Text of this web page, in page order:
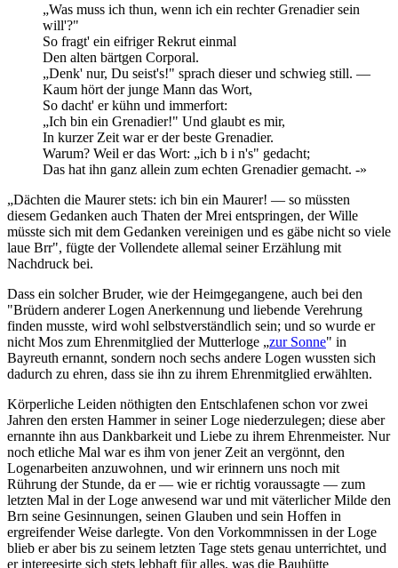
„Was muss ich thun, wenn ich ein rechter Grenadier sein
will'?"
So fragt' ein eifriger Rekrut einmal
Den alten bärtgen Corporal.
„Denk' nur, Du seist's!" sprach dieser und schwieg still. —
Kaum hört der junge Mann das Wort,
So dacht' er kühn und immerfort:
„Ich bin ein Grenadier!" Und glaubt es mir,
In kurzer Zeit war er der beste Grenadier.
Warum? Weil er das Wort: „ich b i n's" gedacht;
Das hat ihn ganz allein zum echten Grenadier gemacht. -»
„Dächten die Maurer stets: ich bin ein Maurer! — so müssten
diesem Gedanken auch Thaten der Mrei entspringen, der Wille
müsste sich mit dem Gedanken vereinigen und es gäbe nicht so viele
laue Brr", fügte der Vollendete allemal seiner Erzählung mit
Nachdruck bei.
Dass ein solcher Bruder, wie der Heimgegangene, auch bei den
"Brüdern anderer Logen Anerkennung und liebende Verehrung
finden musste, wird wohl selbstverständlich sein; und so wurde er
nicht Mos zum Ehrenmitglied der Mutterloge „zur Sonne" in
Bayreuth ernannt, sondern noch sechs andere Logen wussten sich
dadurch zu ehren, dass sie ihn zu ihrem Ehrenmitglied erwählten.
Körperliche Leiden nöthigten den Entschlafenen schon vor zwei
Jahren den ersten Hammer in seiner Loge niederzulegen; diese aber
ernannte ihn aus Dankbarkeit und Liebe zu ihrem Ehrenmeister. Nur
noch etliche Mal war es ihm von jener Zeit an vergönnt, den
Logenarbeiten anzuwohnen, und wir erinnern uns noch mit
Rührung der Stunde, da er — wie er richtig voraussagte — zum
letzten Mal in der Loge anwesend war und mit väterlicher Milde den
Brn seine Gesinnungen, seinen Glauben und sein Hoffen in
ergreifender Weise darlegte. Von den Vorkommnissen in der Loge
blieb er aber bis zu seinem letzten Tage stets genau unterrichtet, und
er intereesirte sich stets lebhaft für alles, was die Bauhütte